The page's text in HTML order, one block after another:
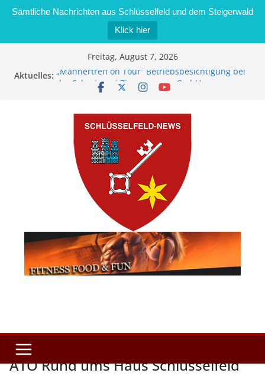
Sämtliche Nachrichten aus Schlüsselfeld und dem Steigerwald
Klick hier
Freitag, August 7, 2026
Aktuelles: „Männertreff on Tour“ Betriebsbesichtigung bei
der Schreinerei Zimmermann GmbH
Kontrolle
Stadt Schlüsselfeld bietet Online-Anmeldung für
Kindergartenplätze an
Dieseldiebstahl im Wert von 600 Euro
ATO Rund ums Haus Schlüsselfeld